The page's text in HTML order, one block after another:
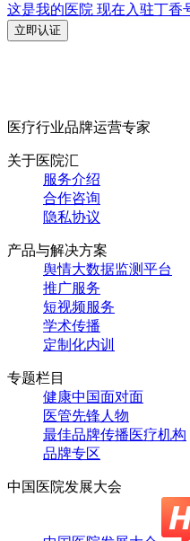
这是我的医院 现在入驻丁香
立即认证
医疗行业品牌运营专家
关于医院汇
服务介绍
合作咨询
隐私协议
产品与解决方案
舆情大数据监测平台
推广服务
短视频服务
学术传播
定制化内训
专题栏目
健康中国面对面
医管先锋人物
最佳品牌传播医疗机构
品牌专区
中国医院发展大会